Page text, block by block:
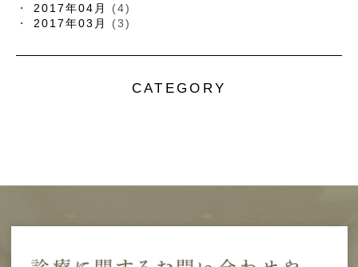
2017年04月
(4)
2017年03月
(3)
CATEGORY